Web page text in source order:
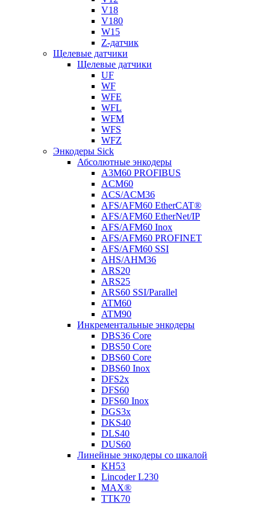
V18
V180
W15
Z-датчик
Щелевые датчики
Щелевые датчики
UF
WF
WFE
WFL
WFM
WFS
WFZ
Энкодеры Sick
Абсолютные энкодеры
A3M60 PROFIBUS
ACM60
ACS/ACM36
AFS/AFM60 EtherCAT®
AFS/AFM60 EtherNet/IP
AFS/AFM60 Inox
AFS/AFM60 PROFINET
AFS/AFM60 SSI
AHS/AHM36
ARS20
ARS25
ARS60 SSI/Parallel
ATM60
ATM90
Инкрементальные энкодеры
DBS36 Core
DBS50 Core
DBS60 Core
DBS60 Inox
DFS2x
DFS60
DFS60 Inox
DGS3x
DKS40
DLS40
DUS60
Линейные энкодеры со шкалой
KH53
Lincoder L230
MAX®
TTK70